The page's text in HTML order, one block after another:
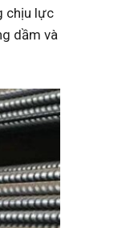
chịu lực
dầm và